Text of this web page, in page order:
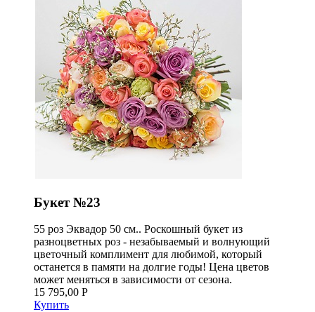
Букет №23
55 роз Эквадор 50 см.. Роскошный букет из
разноцветных роз - незабываемый и волнующий
цветочный комплимент для любимой, который
останется в памяти на долгие годы! Цена цветов
может меняться в зависимости от сезона.
15 795,00 Р
Купить